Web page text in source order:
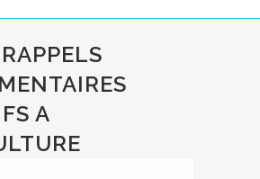
RAPPELS
A